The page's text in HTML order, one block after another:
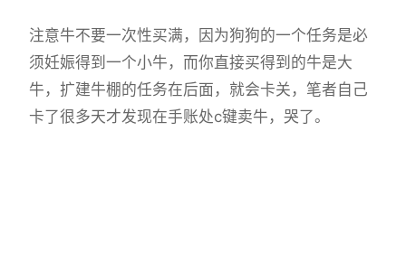
注意牛不要一次性买满，因为狗狗的一个任务是必
须妊娠得到一个小牛，而你直接买得到的牛是大
牛，扩建牛棚的任务在后面，就会卡关，笔者自己
卡了很多天才发现在手账处c键卖牛，哭了。